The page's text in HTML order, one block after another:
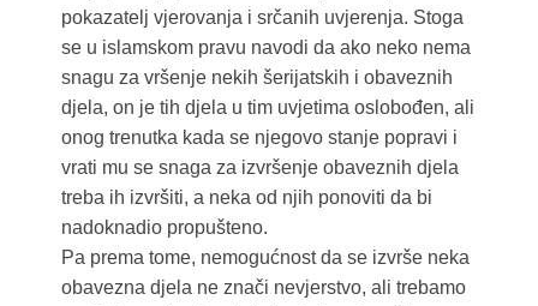
pokazatelj vjerovanja i srčanih uvjerenja. Stoga
se u islamskom pravu navodi da ako neko nema
snagu za vršenje nekih šerijatskih i obaveznih
djela, on je tih djela u tim uvjetima oslobođen, ali
onog trenutka kada se njegovo stanje popravi i
vrati mu se snaga za izvršenje obaveznih djela
treba ih izvršiti, a neka od njih ponoviti da bi
nadoknadio propušteno.
Pa prema tome, nemogućnost da se izvrše neka
obavezna djela ne znači nevjerstvo, ali trebamo